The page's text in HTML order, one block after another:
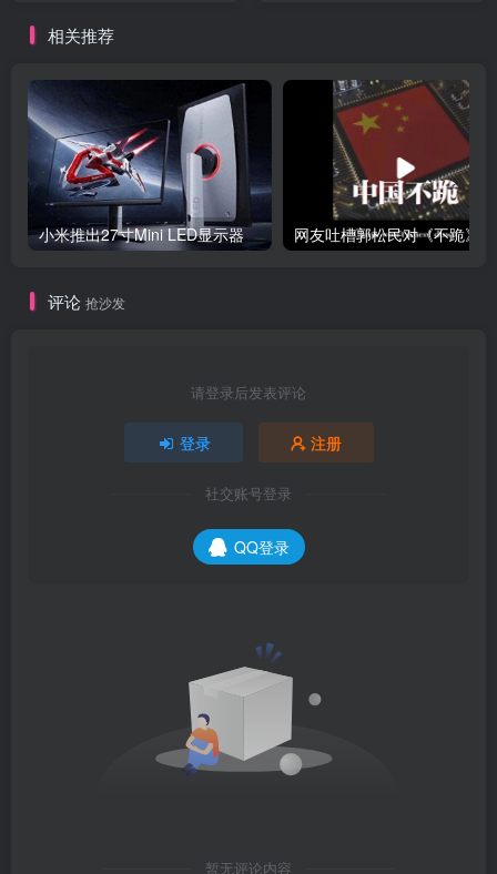
相关推荐
小米推出27寸Mini LED显示器
评论 抢沙发
请登录后发表评论
登录 注册
社交账号登录
QQ登录
暂无评论内容